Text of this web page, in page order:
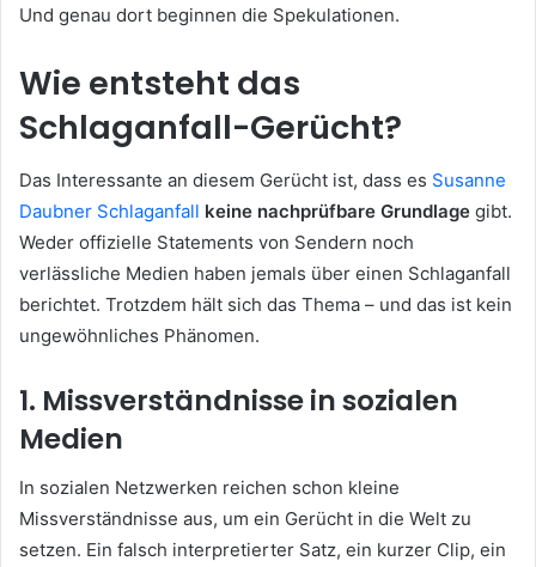
Und genau dort beginnen die Spekulationen.
Wie entsteht das
Schlaganfall-Gerücht?
Das Interessante an diesem Gerücht ist, dass es Susanne
Daubner Schlaganfall keine nachprüfbare Grundlage gibt.
Weder offizielle Statements von Sendern noch
verlässliche Medien haben jemals über einen Schlaganfall
berichtet. Trotzdem hält sich das Thema – und das ist kein
ungewöhnliches Phänomen.
1. Missverständnisse in sozialen
Medien
In sozialen Netzwerken reichen schon kleine
Missverständnisse aus, um ein Gerücht in die Welt zu
setzen. Ein falsch interpretierter Satz, ein kurzer Clip, ein